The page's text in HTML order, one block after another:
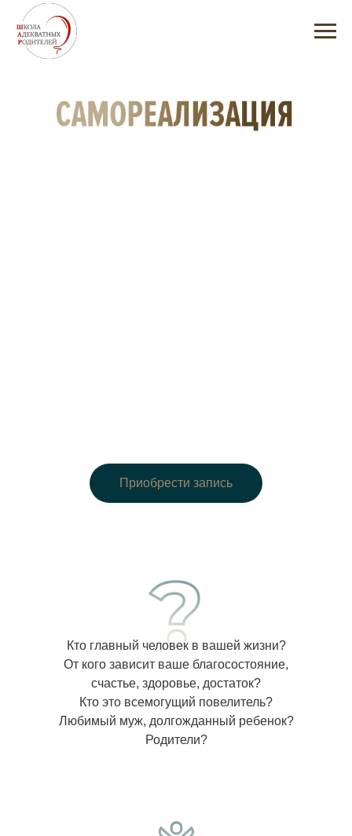
Приобрести запись
Приобрести запись
Кто главный человек в вашей жизни?
От кого зависит ваше благосостояние,
счастье, здоровье, достаток?
Кто это всемогущий повелитель?
Любимый муж, долгожданный ребенок?
Родители?